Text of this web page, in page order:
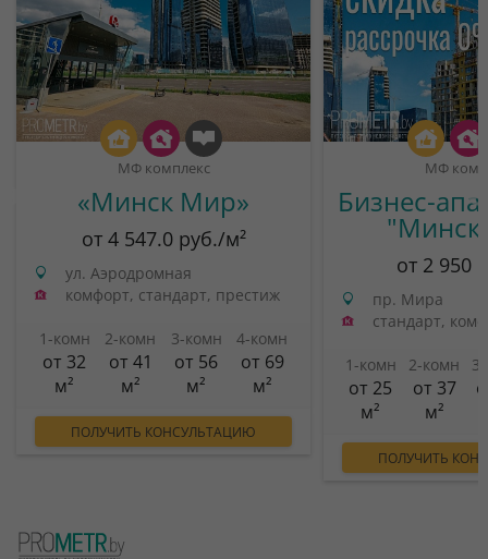
МФ комплекс
«Минск Мир»
от 4 547.0 руб./м²
ул. Аэродромная
комфорт, стандарт, престиж
1-комн
от 32
м²
2-комн
от 41
м²
3-комн
от 56
м²
4-комн
от 69
м²
ПОЛУЧИТЬ КОНСУЛЬТАЦИЮ
МФ
Бизнес-
от 2 950
пр. Мира
стандарт,
1-комн
от 25
м²
2-комн
от 37
м²
ПОЛУЧИТЬ